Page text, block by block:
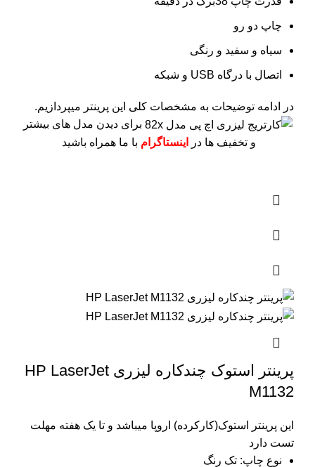
چاپ دو رو
سیاه و سفید و رنگی
اتصال با درگاه USB و شبکه
در ادامه توضیحات به مشخصات کلی این پرینتر میپردازیم.
برای دیدن مدل های بیشتر
و تخفیف ها در
اینستاگرام با ما همراه باشید
پرینتر استوک چندکاره لیزری HP LaserJet
M1132
این پرینتر استوک(کارکرده) اروپا میباشد و تا یک هفته مهلت
تست دارد
نوع چاپ: تک رنگ